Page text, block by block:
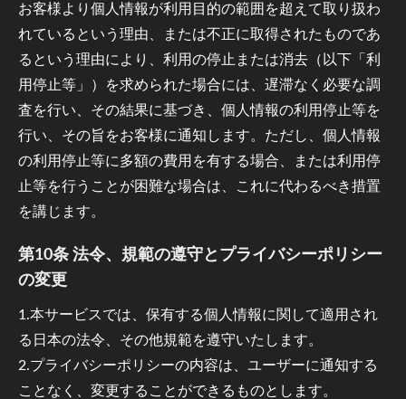
お客様より個人情報が利用目的の範囲を超えて取り扱わ
れているという理由、または不正に取得されたものであ
るという理由により、利用の停止または消去（以下「利
用停止等」）を求められた場合には、遅滞なく必要な調
査を行い、その結果に基づき、個人情報の利用停止等を
行い、その旨をお客様に通知します。ただし、個人情報
の利用停止等に多額の費用を有する場合、または利用停
止等を行うことが困難な場合は、これに代わるべき措置
を講じます。
第10条 法令、規範の遵守とプライバシーポリシー
の変更
1.本サービスでは、保有する個人情報に関して適用され
る日本の法令、その他規範を遵守いたします。
2.プライバシーポリシーの内容は、ユーザーに通知する
ことなく、変更することができるものとします。